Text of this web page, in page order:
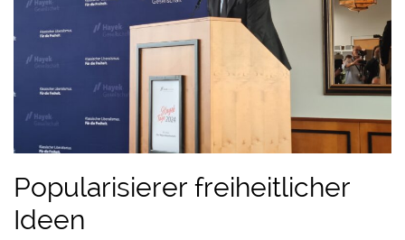
Popularisierer freiheitlicher
Ideen